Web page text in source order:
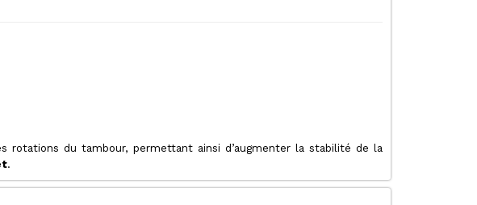
rotations du tambour, permettant ainsi d’augmenter la stabilité de la
.